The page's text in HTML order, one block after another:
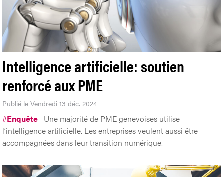
Intelligence artificielle: soutien
renforcé aux PME
Publié le Vendredi 13 déc. 2024
#Enquête Une majorité de PME genevoises utilise
l’intelligence artificielle. Les entreprises veulent aussi être
accompagnées dans leur transition numérique.